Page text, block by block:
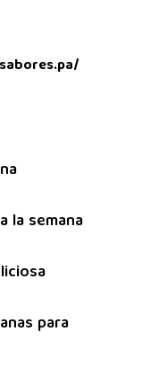
la semana
para